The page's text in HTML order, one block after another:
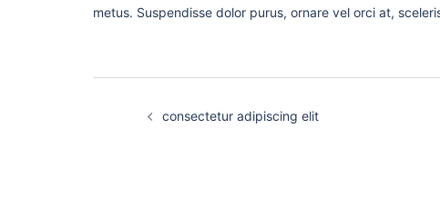
metus. Suspendisse dolor purus, ornare vel orci at,
navigation
consectetur adipiscing elit